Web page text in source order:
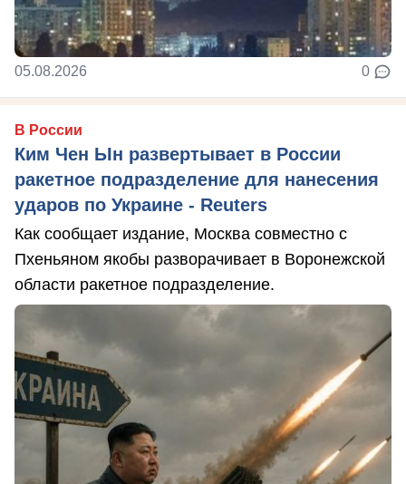
05.08.2026 0
В России
Ким Чен Ын развертывает в России
ракетное подразделение для нанесения
ударов по Украине - Reuters
Как сообщает издание, Москва совместно с
Пхеньяном якобы разворачивает в Воронежской
области ракетное подразделение.